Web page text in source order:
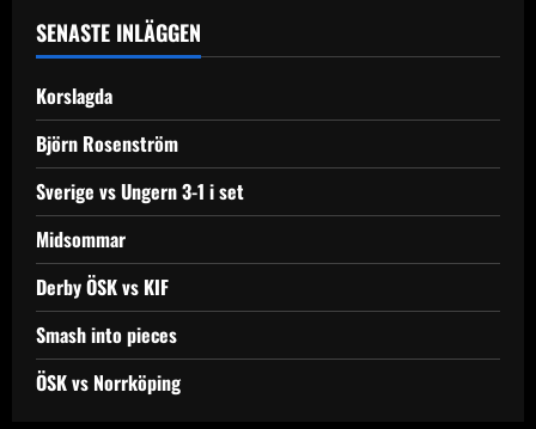
a
v
i
g
a
t
i
o
SENASTE INLÄGGEN
Korslagda
Björn Rosenström
Sverige vs Ungern 3-1 i set
Midsommar
Derby ÖSK vs KIF
Smash into pieces
ÖSK vs Norrköping